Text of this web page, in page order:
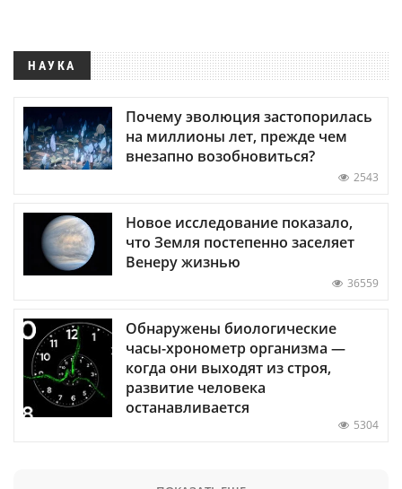
НАУКА
Почему эволюция застопорилась
на миллионы лет, прежде чем
внезапно возобновиться?
2543
Новое исследование показало,
что Земля постепенно заселяет
Венеру жизнью
36559
Обнаружены биологические
часы-хронометр организма —
когда они выходят из строя,
развитие человека
останавливается
5304